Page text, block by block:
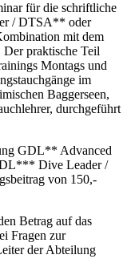
für die schriftliche
/ DTSA** oder
mit dem
praktische Teil
Montags und
im
Baggerseen,
durchgeführt
GDL** Advanced
Dive Leader /
von 150,-
Betrag auf das
Fragen zur
der Abteilung